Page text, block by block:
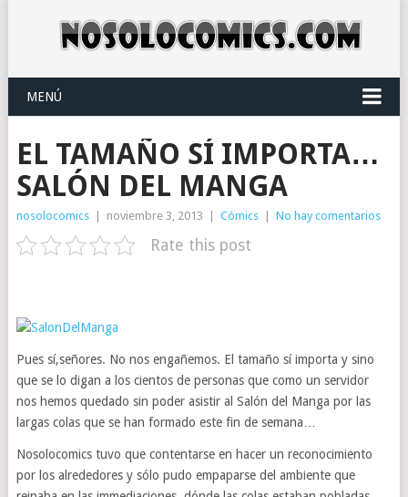
MENÚ
EL TAMAÑO SÍ IMPORTA…
SALÓN DEL MANGA
nosolocomics noviembre 3, 2013 Cómics No hay comentarios
Rate this post
Pues sí,señores. No nos engañemos. El tamaño sí importa y sino
que se lo digan a los cientos de personas que como un servidor
nos hemos quedado sin poder asistir al Salón del Manga por las
largas colas que se han formado este fin de semana…
Nosolocomics tuvo que contentarse en hacer un reconocimiento
por los alrededores y sólo pudo empaparse del ambiente que